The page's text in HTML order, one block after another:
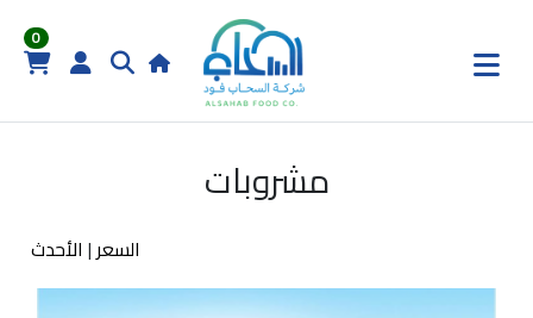
0
مشروبات
السعر | الأحدث